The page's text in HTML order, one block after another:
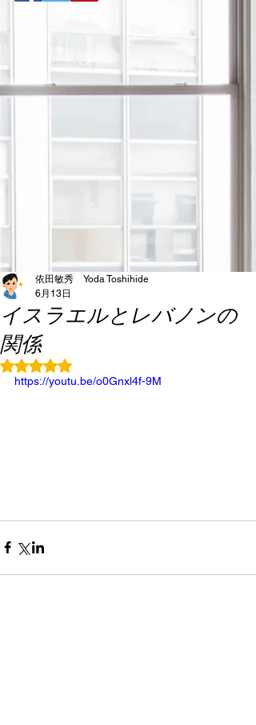
イスラエルとレバノンの
関係
依田敏秀 Yoda Toshihide
6月13日
5つ星のうちNaNと評価されています。
https://youtu.be/o0Gnxl4f-9M